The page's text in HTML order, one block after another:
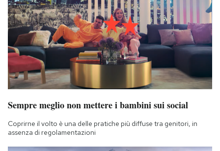
CALENDARIO
AREA PERSONALE
Area Personale
Notifiche mobile
Hai bisogno di aiuto?
Sempre meglio non mettere i bambini sui social
Coprirne il volto è una delle pratiche più diffuse tra genitori, in
assenza di regolamentazioni